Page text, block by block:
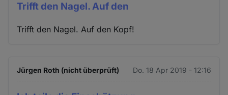
Trifft den Nagel. Auf den
Trifft den Nagel. Auf den Kopf!
Jürgen Roth (nicht überprüft) Do. 18 Apr 2019 - 12:16